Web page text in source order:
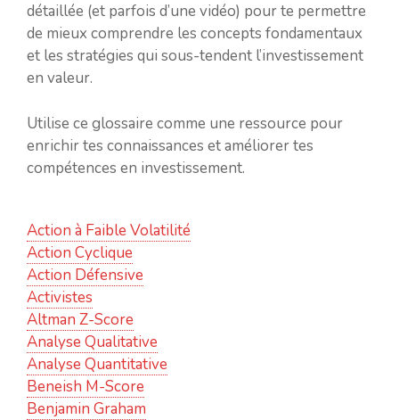
détaillée (et parfois d’une vidéo) pour te permettre
de mieux comprendre les concepts fondamentaux
et les stratégies qui sous-tendent l’investissement
en valeur.
Utilise ce glossaire comme une ressource pour
enrichir tes connaissances et améliorer tes
compétences en investissement.
Action à Faible Volatilité
Action Cyclique
Action Défensive
Activistes
Altman Z-Score
Analyse Qualitative
Analyse Quantitative
Beneish M-Score
Benjamin Graham